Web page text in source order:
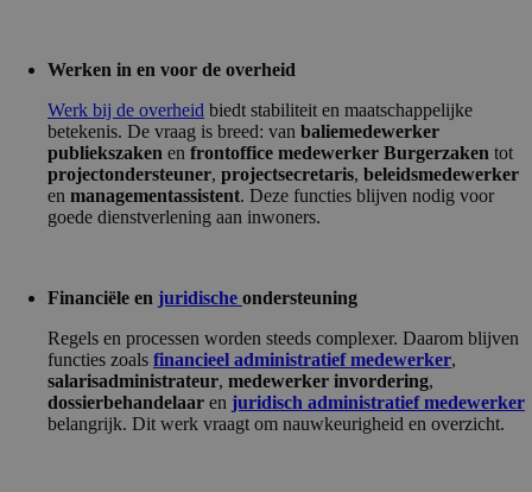
Werken in en voor de overheid
Werk bij de overheid biedt stabiliteit en maatschappelijke
betekenis. De vraag is breed: van baliemedewerker
publiekszaken en frontoffice medewerker Burgerzaken tot
projectondersteuner, projectsecretaris, beleidsmedewerker
en managementassistent. Deze functies blijven nodig voor
goede dienstverlening aan inwoners.
Financiële en juridische ondersteuning
Regels en processen worden steeds complexer. Daarom blijven
functies zoals financieel administratief medewerker,
salarisadministrateur, medewerker invordering,
dossierbehandelaar en juridisch administratief medewerker
belangrijk. Dit werk vraagt om nauwkeurigheid en overzicht.